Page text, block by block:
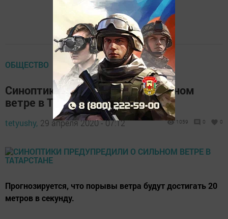
ОБЩЕСТВО
Синоптики предупредили о сильном
ветре в Татарстане
tetyushy, 29 апреля 2020 - 07:12 1059 0 0
Прогнозируется, что порывы ветра будут достигать 20
метров в секунду.